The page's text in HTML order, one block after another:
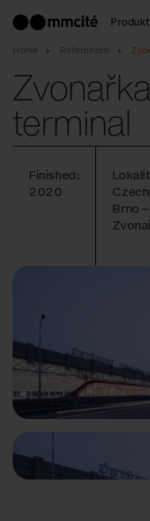
Home Referenzen
terminal
Finished:
2020
Brno –
Vorige